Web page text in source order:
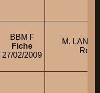
BBM F
Fiche
27/02/2009
M.